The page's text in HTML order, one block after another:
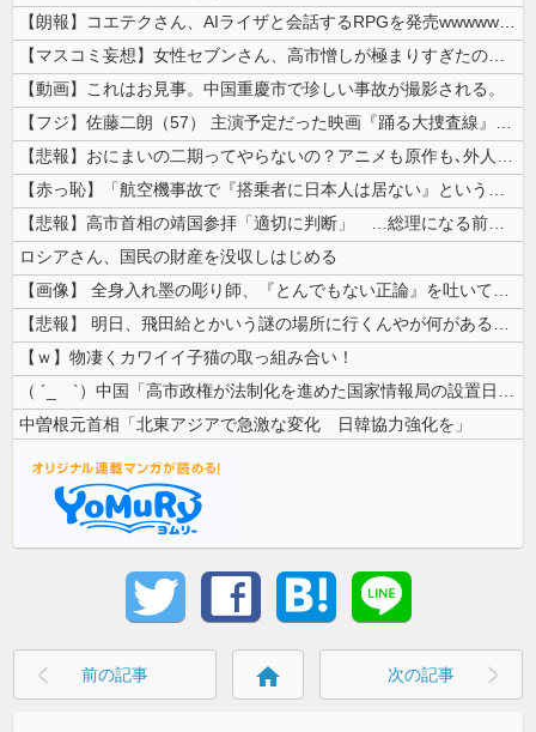
【朗報】コエテクさん、AIライザと会話するRPGを発売wwwwwwww...
【マスコミ妄想】女性セブンさん、高市憎しが極まりすぎたのか、過去一級の...
【動画】これはお見事。中国重慶市で珍しい事故が撮影される。
【フジ】佐藤二朗（57） 主演予定だった映画『踊る大捜査線』スピンオフ...
【悲報】おにまいの二期ってやらないの？アニメも原作も､外人からも人気あ...
【赤っ恥】「航空機事故で『搭乗者に日本人は居ない』という発表は嫌い。人...
【悲報】高市首相の靖国参拝「適切に判断」 …総理になる前の昨年は参拝
ロシアさん、国民の財産を没収しはじめる
【画像】 全身入れ墨の彫り師、『とんでもない正論』を吐いて30万再生さ...
【悲報】 明日、飛田給とかいう謎の場所に行くんやが何があるんや????...
【ｗ】物凄くカワイイ子猫の取っ組み合い！
（ ´_ゝ`）中国「高市政権が法制化を進めた国家情報局の設置日が7月3...
中曽根元首相「北東アジアで急激な変化 日韓協力強化を」
前の記事 home 次の記事